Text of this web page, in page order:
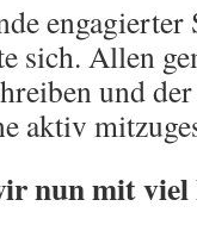
sich. Allen
und
aktiv
nun mit viel